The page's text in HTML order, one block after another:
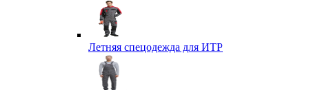
Летняя спецодежда для ИТР